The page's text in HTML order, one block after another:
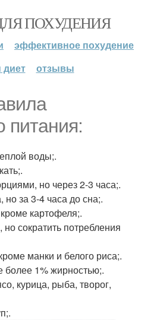
ПОХУДЕНИЯ
эффективное похудение
отзывы
питания:
воды;.
но через 2-3 часа;.
но за 3-4 часа до сна;.
картофеля;.
сократить потребления
манки и белого риса;.
1% жирностью;.
курица, рыба, творог,